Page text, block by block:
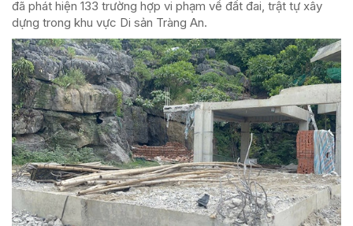
đã phát hiện 133 trường hợp vi phạm về đất đai, trật tự xây
dựng trong khu vực Di sản Tràng An.